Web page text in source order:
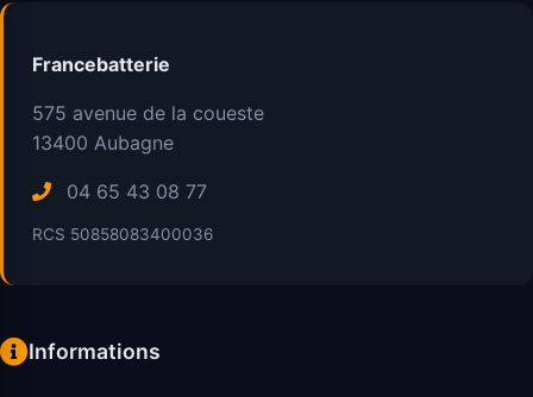
Francebatterie
575 avenue de la coueste
13400 Aubagne
04 65 43 08 77
RCS 50858083400036
Informations